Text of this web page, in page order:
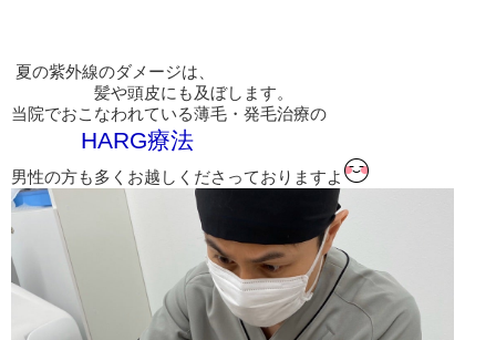
夏の紫外線のダメージは、
髪や頭皮にも及ぼします。
当院でおこなわれている薄毛・発毛治療の
HARG療法
男性の方も多くお越しくださっておりますよ